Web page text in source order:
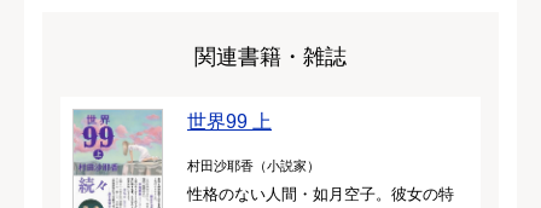
関連書籍・雑誌
世界99 上
村田沙耶香（小説家）
性格のない人間・如月空子。彼女の特